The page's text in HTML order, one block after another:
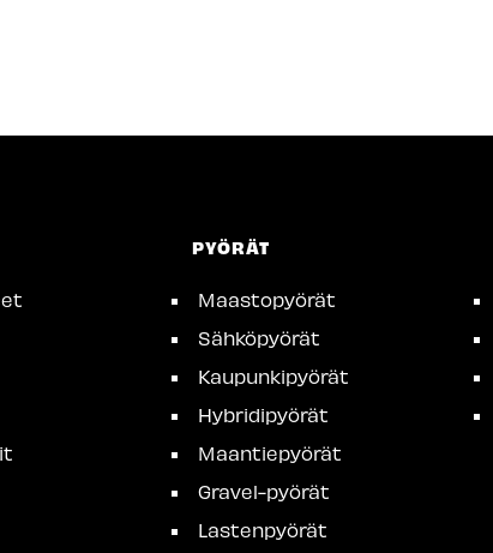
PYÖRÄT
Maastopyörät
Sähköpyörät
Kaupunkipyörät
Hybridipyörät
Maantiepyörät
Gravel-pyörät
Lastenpyörät